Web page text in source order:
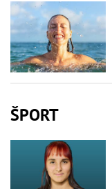
ŠPORT